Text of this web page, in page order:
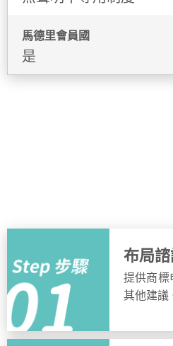
馬德里會員國
是
布局
提供商標
其他建議